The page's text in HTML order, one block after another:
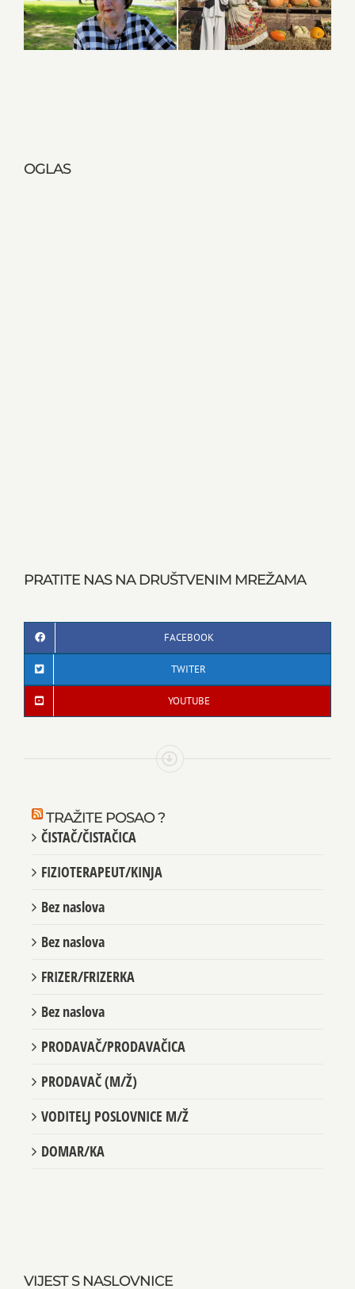
VIJEST S NASLOVNICE
OGLAS
PRATITE NAS NA DRUŠTVENIM MREŽAMA
FACEBOOK
TWITER
YOUTUBE
TRAŽITE POSAO ?
ČISTAČ/ČISTAČICA
FIZIOTERAPEUT/KINJA
Bez naslova
Bez naslova
FRIZER/FRIZERKA
Bez naslova
PRODAVAČ/PRODAVAČICA
PRODAVAČ (M/Ž)
VODITELJ POSLOVNICE M/Ž
DOMAR/KA